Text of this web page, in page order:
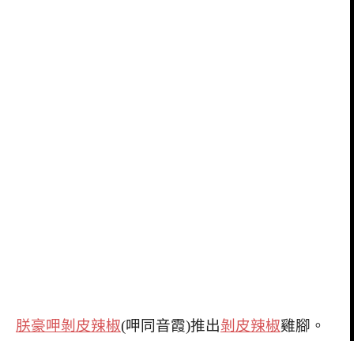
朕豪呷剝皮辣椒(呷同音霞)推出剝皮辣椒雞腳。